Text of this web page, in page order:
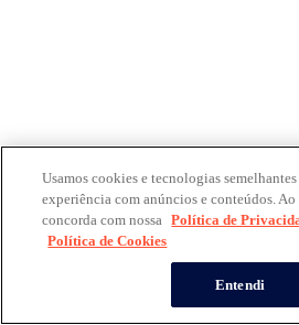
Usamos cookies e tecnologias
experiência com anúncios e conteúdos.
concorda com nossa Política de
Política de Cookies
Entendi